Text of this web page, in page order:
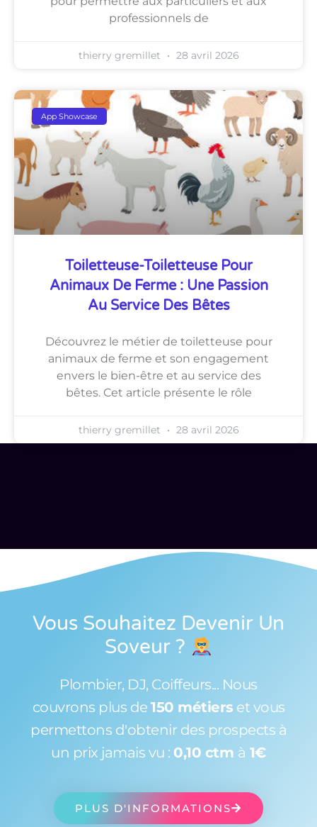
professionnels de
thierry gremillet 28 avril 2026
App Showcase
Toiletteuse-Toiletteuse Pour
Animaux De Ferme : Une Passion
Au Service Des Bêtes
Découvrez le métier de toiletteuse pour
animaux de ferme et son engagement
envers le bien-être et au service des
bêtes. Cet article présente le rôle
thierry gremillet 28 avril 2026
Vous Souhaitez Devenir Un
Soveur ?
Plombier, DJ, Coiffeurs... Nous
couvrons plus de 150 métiers et vous
permettons d'obtenir des prospects à
un prix jamais vu : 0,10 ctm à 1€
PLUS D'INFORMATIONS